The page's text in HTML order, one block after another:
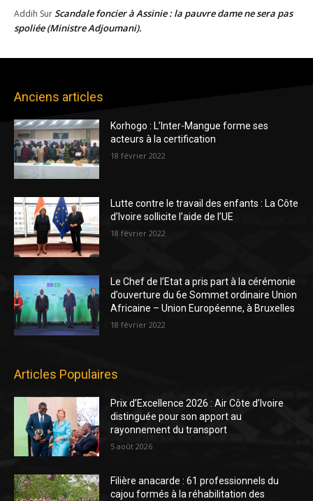
Addih SurScandale foncier à Assinie : la pauvre dame ne sera pas
spoliée (Ministre Adjoumani).
Anciens articles
Korhogo : L’Inter-Mangue forme ses
acteurs à la certification
18 février 2022
Lutte contre le travail des enfants : La Côte
d’Ivoire sollicite l’aide de l’UE
18 février 2022
Le Chef de l’Etat a pris part à la cérémonie
d’ouverture du 6e Sommet ordinaire Union
Africaine – Union Européenne, à Bruxelles
18 février 2022
Articles Populaires
Prix d’Excellence 2026 : Air Côte d’Ivoire
distinguée pour son apport au
rayonnement du transport
5 août 2026
Filière anacarde : 61 professionnels du
cajou formés à la réhabilitation des